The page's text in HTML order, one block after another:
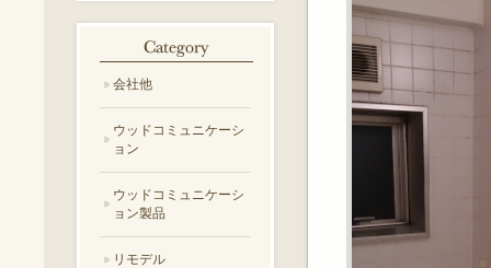
会社他
ウッドコミュニケーシ
ョン
ウッドコミュニケーシ
ョン製品
リモデル